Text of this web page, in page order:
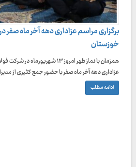
برگزاری مراسم عزاداری دهه آخر ماه صفر
خوزستان
همزمان با نماز ظهر امروز ۱۳
عزاداری دهه آخر ماه صفر با حضور جمع کثیری از
ادامه مطلب